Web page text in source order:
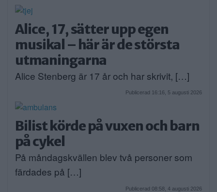
Alice, 17, sätter upp egen
musikal – här är de största
utmaningarna
Alice Stenberg är 17 år och har skrivit, […]
Publicerad 16:16, 5 augusti 2026
Bilist körde på vuxen och barn
på cykel
På måndagskvällen blev två personer som
färdades på […]
Publicerad 08:58, 4 augusti 2026